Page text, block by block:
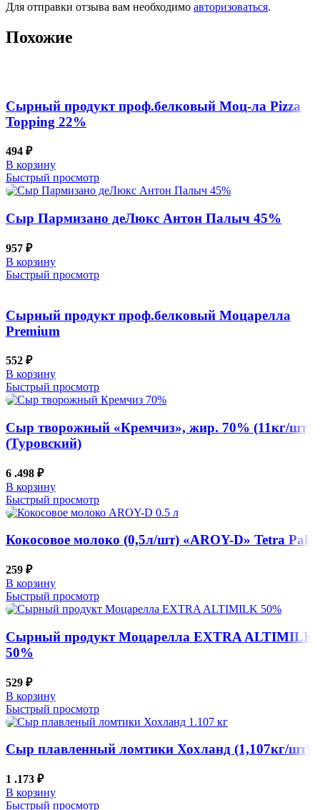
Для отправки отзыва вам необходимо авторизоваться.
Похожие
Сырный продукт проф.белковый Моц-ла Pizza
Topping 22%
494 ₽
В корзину
Быстрый просмотр
Сыр Пармизано деЛюкс Антон Палыч 45%
957 ₽
В корзину
Быстрый просмотр
Сырный продукт проф.белковый Моцарелла
Premium
552 ₽
В корзину
Быстрый просмотр
Сыр творожный «Кремчиз», жир. 70% (11кг/шт)
(Туровский)
6 .498 ₽
В корзину
Быстрый просмотр
Кокосовое молоко (0,5л/шт) «AROY-D» Tetra Pak
259 ₽
В корзину
Быстрый просмотр
Сырный продукт Моцарелла EXTRA ALTIMILK
50%
529 ₽
В корзину
Быстрый просмотр
Сыр плавленный ломтики Хохланд (1,107кг/шт)
1 .173 ₽
В корзину
Быстрый просмотр